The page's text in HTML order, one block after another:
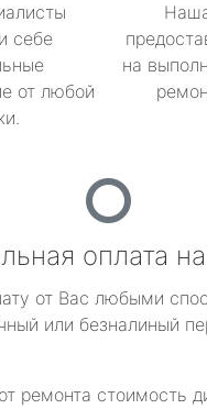
себе
от любой
на
оплата
от Вас любыми
или безналиный
ремонта стоимость